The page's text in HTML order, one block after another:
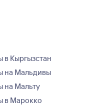
в Кыргызстан
на Мальдивы
на Мальту
в Марокко